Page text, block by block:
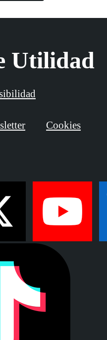
Utilidad
Cookies